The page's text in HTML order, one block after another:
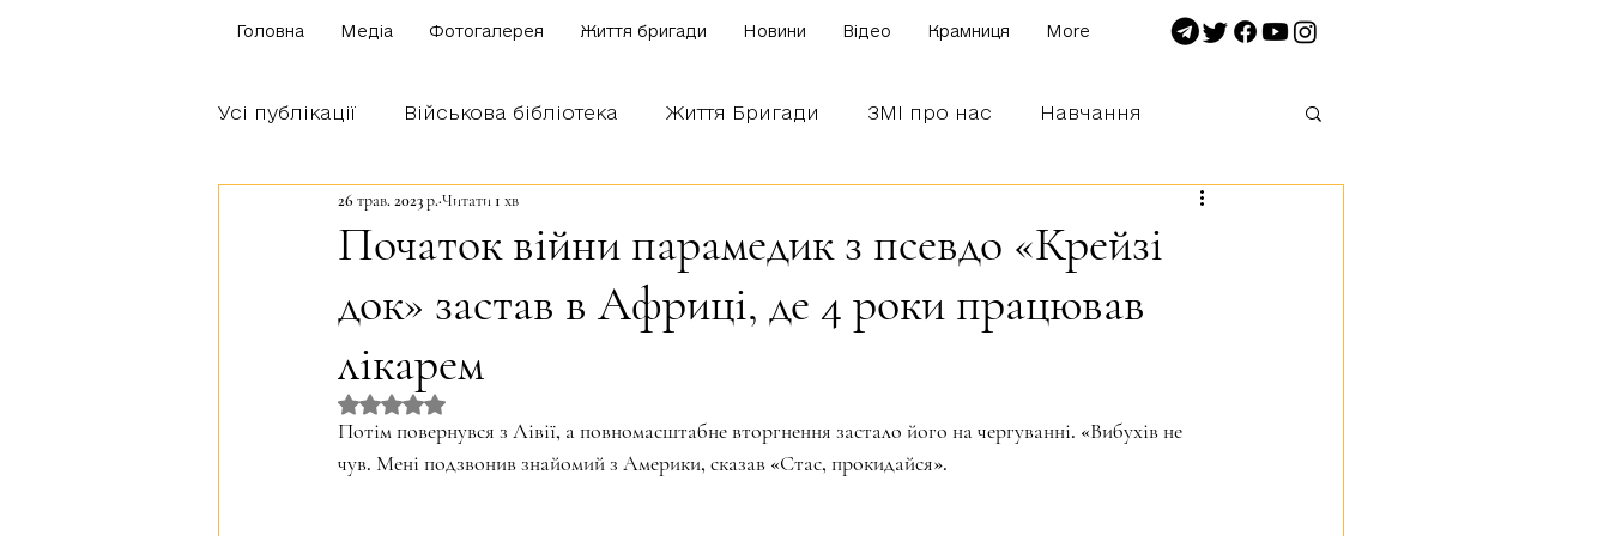
Головна Медіа Фотогалерея Життя бригади Новини Відео Крамниця More
Усі публікації Військова бібліотека Життя Бригади ЗМІ про нас Навчання
Щоденник бійця Блог наших бійців
Братство Богуна
Початок війни парамедик з псевдо «Крейзі
док» застав в Африці, де 4 роки працював
лікарем
26 трав. 2023 р. Читати 1 хв
Оцінка: NaN з 5 зірок.
Потім повернувся з Лівії, а повномасштабне вторгнення застало його на чергуванні. «Вибухів не
чув. Мені подзвонив знайомий з Америки, сказав «Стас, прокидайся».